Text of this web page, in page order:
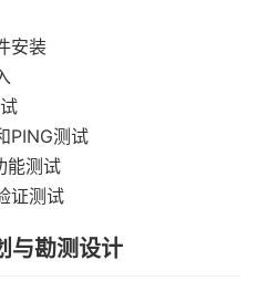
安装
PING测试
能测试
证测试
与勘测设计